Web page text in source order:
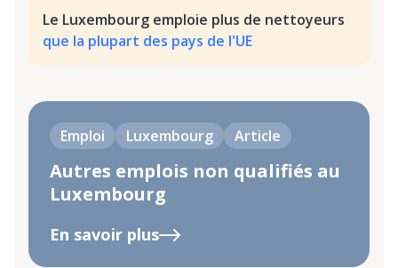
Le Luxembourg emploie plus de nettoyeurs
que la plupart des pays de l'UE
Emploi Luxembourg Article
Autres emplois non qualifiés au
Luxembourg
En savoir plus